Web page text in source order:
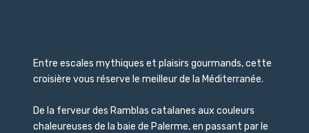
Entre escales mythiques et plaisirs gourmands, cette
croisière vous réserve le meilleur de la Méditerranée.
De la ferveur des Ramblas catalanes aux couleurs
chaleureuses de la baie de Palerme, en passant par le